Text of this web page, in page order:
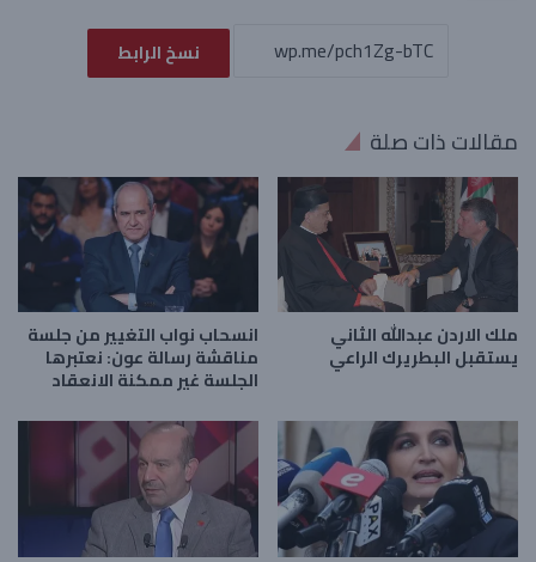
نسخ الرابط
مقالات ذات صلة
ملك الاردن عبدالله الثاني
يستقبل البطريرك الراعي
انسحاب نواب التغيير من جلسة
مناقشة رسالة عون: نعتبرها
الجلسة غير ممكنة الانعقاد